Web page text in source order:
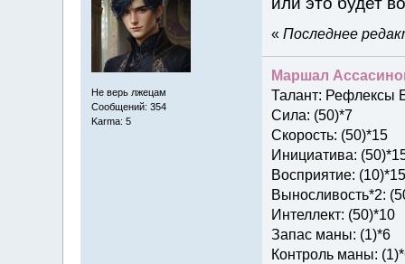
Не верь лжецам
Сообщений: 354
Karma: 5
« Последнее
Маршал
Талант: Рефлексы
Сила: (50)*7
Скорость: (50)*15
Инициатива:
Восприятие: (10)*15
Выносливость*2:
Интеллект: (50)*10
Запас маны: (1)*6
Контроль маны: